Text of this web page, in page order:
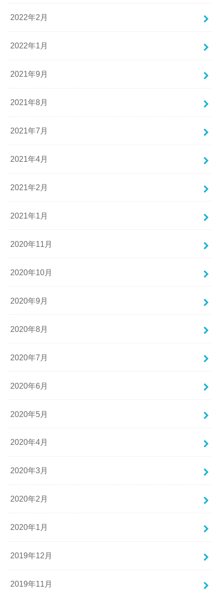
2022年2月
2022年1月
2021年9月
2021年8月
2021年7月
2021年4月
2021年2月
2021年1月
2020年11月
2020年10月
2020年9月
2020年8月
2020年7月
2020年6月
2020年5月
2020年4月
2020年3月
2020年2月
2020年1月
2019年12月
2019年11月